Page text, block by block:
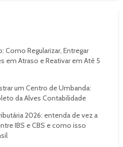
Como Regularizar, Entregar
em Atraso e Reativar em Até 5
um Centro de Umbanda:
da Alves Contabilidade
2026: entenda de vez a
IBS e CBS e como isso